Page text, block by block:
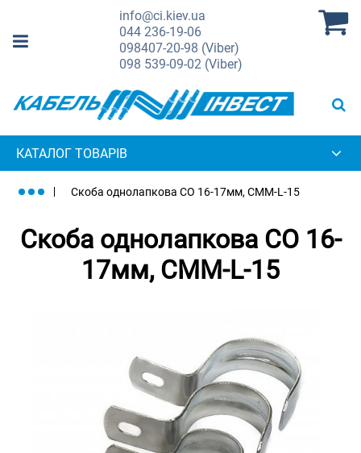
info@ci.kiev.ua
044236-19-06
098407-20-98 (Viber)
098 539-09-02 (Viber)
КАТАЛОГ ТОВАРІВ
Скоба однолапкова СО 16-17мм, СММ-L-15
Скоба однолапкова СО 16-
17мм, СММ-L-15